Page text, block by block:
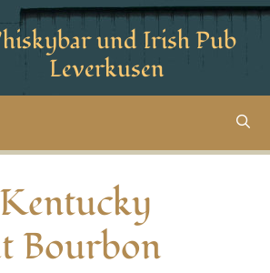
und Irish Pub
Leverkusen
Bourbon